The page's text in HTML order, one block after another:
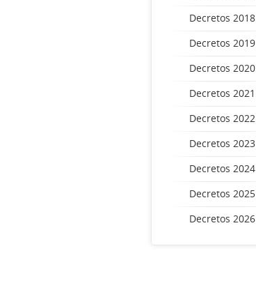
Decretos 2018
Decretos 2019
Decretos 2020
Decretos 2021
Decretos 2022
Decretos 2023
Decretos 2024
Decretos 2025
Decretos 2026